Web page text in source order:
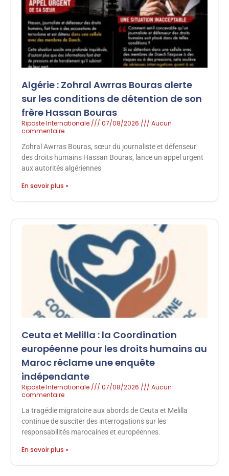
Algérie : Zohral Awrras Bouras alerte
sur les conditions de détention de son
frère Hassan Bouras
Riposte Internationale 07/08/2026
Aucun
commentaire
Zohral Awrras Bouras, sœur du journaliste et défenseur
des droits humains Hassan Bouras, lance un appel urgent
aux autorités algériennes
En savoir plus »
Ceuta et Melilla : la Coordination
européenne pour les droits humains au
Maroc réclame une enquête
indépendante
Riposte Internationale 07/08/2026
Aucun
commentaire
La tragédie migratoire aux abords de Ceuta et Melilla
continue de susciter des interrogations sur les
responsabilités marocaines et européennes.
En savoir plus »